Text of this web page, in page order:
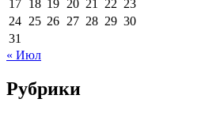
17 18 19 20 21 22 23
24 25 26 27 28 29 30
31
« Июл
Рубрики